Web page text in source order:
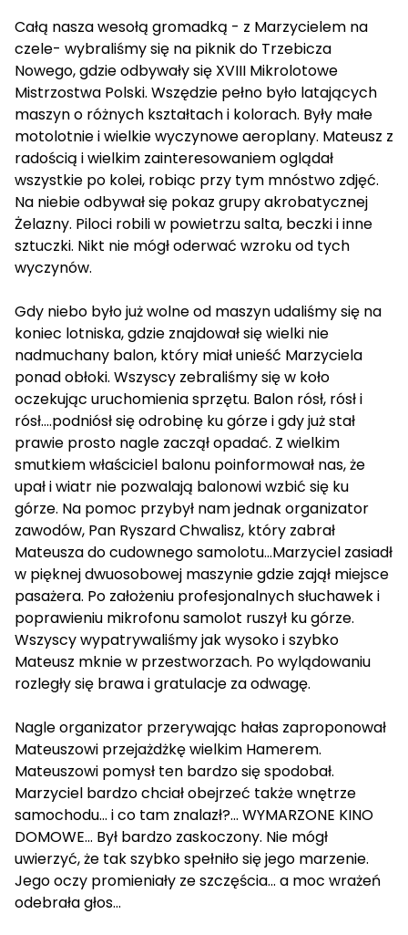
Całą nasza wesołą gromadką - z Marzycielem na
czele- wybraliśmy się na piknik do Trzebicza
Nowego, gdzie odbywały się XVIII Mikrolotowe
Mistrzostwa Polski. Wszędzie pełno było latających
maszyn o różnych kształtach i kolorach. Były małe
motolotnie i wielkie wyczynowe aeroplany. Mateusz z
radością i wielkim zainteresowaniem oglądał
wszystkie po kolei, robiąc przy tym mnóstwo zdjęć.
Na niebie odbywał się pokaz grupy akrobatycznej
Żelazny. Piloci robili w powietrzu salta, beczki i inne
sztuczki. Nikt nie mógł oderwać wzroku od tych
wyczynów.
Gdy niebo było już wolne od maszyn udaliśmy się na
koniec lotniska, gdzie znajdował się wielki nie
nadmuchany balon, który miał unieść Marzyciela
ponad obłoki. Wszyscy zebraliśmy się w koło
oczekując uruchomienia sprzętu. Balon rósł, rósł i
rósł....podniósł się odrobinę ku górze i gdy już stał
prawie prosto nagle zaczął opadać. Z wielkim
smutkiem właściciel balonu poinformował nas, że
upał i wiatr nie pozwalają balonowi wzbić się ku
górze. Na pomoc przybył nam jednak organizator
zawodów, Pan Ryszard Chwalisz, który zabrał
Mateusza do cudownego samolotu...Marzyciel zasiadł
w pięknej dwuosobowej maszynie gdzie zajął miejsce
pasażera. Po założeniu profesjonalnych słuchawek i
poprawieniu mikrofonu samolot ruszył ku górze.
Wszyscy wypatrywaliśmy jak wysoko i szybko
Mateusz mknie w przestworzach. Po wylądowaniu
rozległy się brawa i gratulacje za odwagę.
Nagle organizator przerywając hałas zaproponował
Mateuszowi przejażdżkę wielkim Hamerem.
Mateuszowi pomysł ten bardzo się spodobał.
Marzyciel bardzo chciał obejrzeć także wnętrze
samochodu... i co tam znalazł?... WYMARZONE KINO
DOMOWE... Był bardzo zaskoczony. Nie mógł
uwierzyć, że tak szybko spełniło się jego marzenie.
Jego oczy promieniały ze szczęścia... a moc wrażeń
odebrała głos...